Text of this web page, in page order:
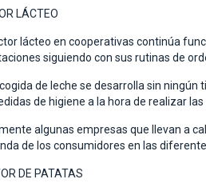
LÁCTEO
lácteo en cooperativas continúa
siguiendo con sus rutinas de
de leche se desarrolla sin
de higiene a la hora de realizar
algunas empresas que llevan a
de los consumidores en las
DE PATATAS